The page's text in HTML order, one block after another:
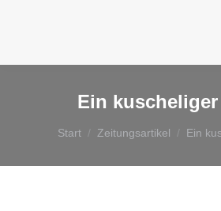
Ein kuscheliger
Start Zeitungsartikel Ein